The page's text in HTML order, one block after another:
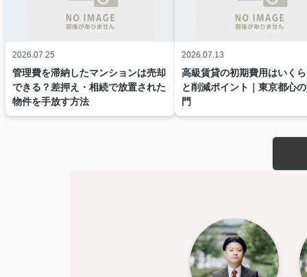
2026.07.25
管理費を滞納したマンションは売却
できる？差押え・相続で放置された
物件を手放す方法
2026.07.13
高級賃貸の初期費用はいく
と削減ポイント｜東京都心
門